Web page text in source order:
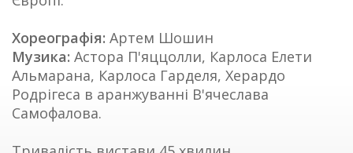
Хореографія: Артем Шошин
Музика: Астора П'яццолли, Карлоса Елети
Альмарана, Карлоса Гарделя, Херардо
Родрігеса в аранжуванні В'ячеслава
Самофалова.